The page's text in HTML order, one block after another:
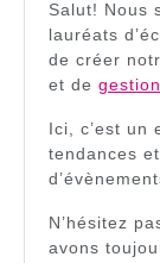
Salut! Nous
lauréats
de créer
et de
Ici, c’est un
tendances
N’hésitez
avons